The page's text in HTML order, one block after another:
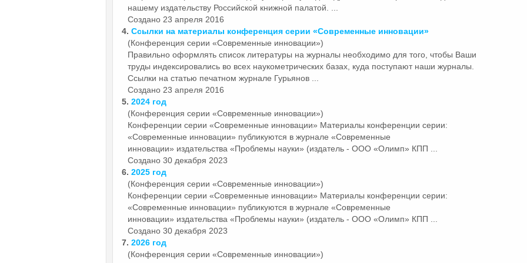
нашему издательству Российской книжной палатой. ...
Создано 23 апреля 2016
4. Ссылки на материалы конференция серии «Современные инновации»
(Конференция серии «Современные инновации»)
Правильно оформлять список литературы на журналы необходимо для того, чтобы Ваши
труды индексировались во всех наукометрических базах, куда поступают наши журналы.
Ссылки на статью печатном журнале Гурьянов ...
Создано 23 апреля 2016
5. 2024 год
(Конференция серии «Современные инновации»)
Конференции серии «Современные инновации» Материалы конференции серии:
«Современные инновации» публикуются в журнале «Современные
инновации» издательства «Проблемы науки» (издатель - ООО «Олимп» КПП ...
Создано 30 декабря 2023
6. 2025 год
(Конференция серии «Современные инновации»)
Конференции серии «Современные инновации» Материалы конференции серии:
«Современные инновации» публикуются в журнале «Современные
инновации» издательства «Проблемы науки» (издатель - ООО «Олимп» КПП ...
Создано 30 декабря 2023
7. 2026 год
(Конференция серии «Современные инновации»)